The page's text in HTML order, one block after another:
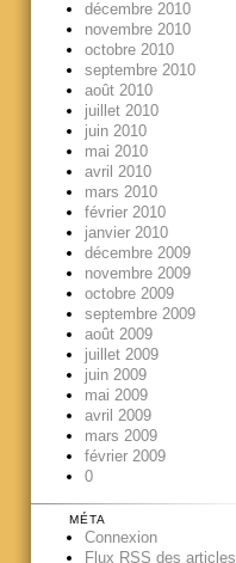
décembre 2010
novembre 2010
octobre 2010
septembre 2010
août 2010
juillet 2010
juin 2010
mai 2010
avril 2010
mars 2010
février 2010
janvier 2010
décembre 2009
novembre 2009
octobre 2009
septembre 2009
août 2009
juillet 2009
juin 2009
mai 2009
avril 2009
mars 2009
février 2009
0
MÉTA
Connexion
Flux RSS des articles